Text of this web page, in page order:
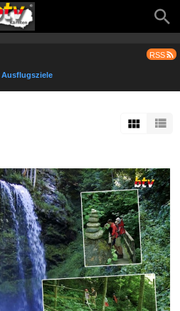
RSS
Ausflugsziele